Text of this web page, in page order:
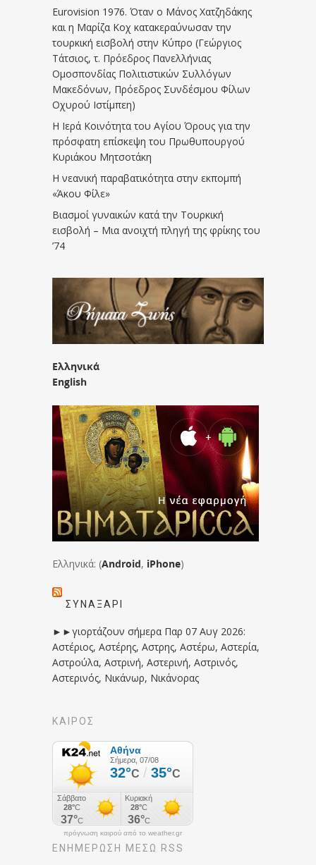
Eurovision 1976. Όταν ο Μάνος Χατζηδάκης
και η Μαρίζα Κοχ κατακεραύνωσαν την
τουρκική εισβολή στην Κύπρο (Γεώργιος
Τάτσιος, τ. Πρόεδρος Πανελλήνιας
Ομοσπονδίας Πολιτιστικών Συλλόγων
Μακεδόνων, Πρόεδρος Συνδέσμου Φίλων
Οχυρού Ιστίμπεη)
Η Ιερά Κοινότητα του Αγίου Όρους για την
πρόσφατη επίσκεψη του Πρωθυπουργού
Κυριάκου Μητσοτάκη
Η νεανική παραβατικότητα στην εκπομπή
«Άκου Φίλε»
Βιασμοί γυναικών κατά την Τουρκική
εισβολή – Μια ανοιχτή πληγή της φρίκης του
’74
Ελληνικά
English
Ελληνικά: (Android, iPhone)
ΣΥΝΑΞΆΡΙ
►►γιορτάζουν σήμερα Παρ 07 Αυγ 2026:
Αστέριος, Αστέρης, Αστρης, Αστέρω, Αστερία,
Αστρούλα, Αστρινή, Αστερινή, Αστρινός,
Αστερινός, Νικάνωρ, Νικάνορας
ΚΑΙΡΟΣ
πρόγνωση καιρού από το weather.gr
ΕΝΗΜΈΡΩΣΉ ΜΕΣΩ RSS